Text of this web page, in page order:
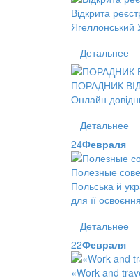
Відкрита
Ягеллонський
Детальнее
ПОРАДНИК
Онлайн
Детальнее
24Февраля
Полезные
Польська й
для її
Детальнее
22Февраля
«Work and